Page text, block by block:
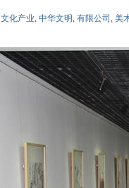
文化产业, 中华文明, 有限公司 , 美